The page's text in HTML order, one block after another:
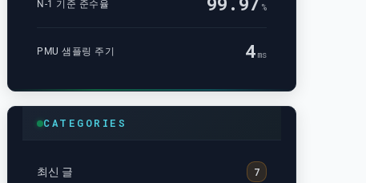
N-1 기준 준수율 %
PMU 샘플링 주기 4 ms
CATEGORIES
최신 글 7